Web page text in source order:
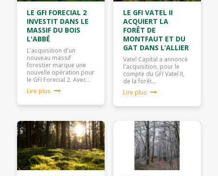
LE GFI FORECIAL 2
INVESTIT DANS LE
MASSIF DU BOIS
L'ABBÉ
L'acquisition d'un
nouveau massif
forestier marque une
nouvelle opération pour
le GFI Forecial 2. Avec…
Lire plus
LE GFI VATEL II
ACQUIERT LA
FORÊT DE
MONTFAUT ET DU
GAT DANS L’ALLIER
Vatel Capital a annoncé
l'acquisition, pour le
compte du GFI Vatel II,
de la forêt…
Lire plus